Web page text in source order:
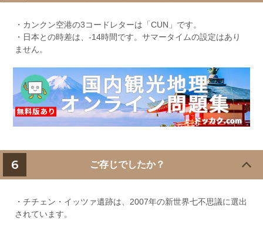
・カンクン空港の3コードレターは「CUN」です。
・日本との時差は、-14時間です。サマータイムの設定はあり
ません。
6 ご存じでしたか？
・チチェン・イッツァ遺跡は、2007年の新世界七不思議に選出
されています。